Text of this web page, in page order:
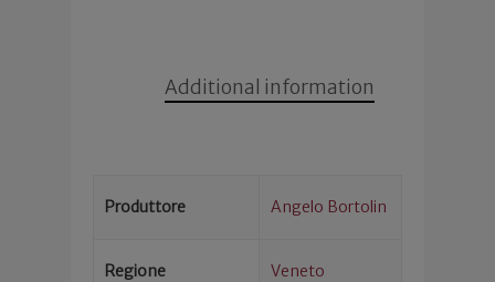
Additional information
Produttore Angelo Bortolin
Regione Veneto